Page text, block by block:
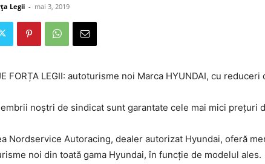
Legii - mai 3, 2019
FORȚA LEGII: autoturisme noi Marca HYUNDAI, cu reduceri
noștri de sindicat sunt garantate cele mai mici prețuri
Nordservice Autoracing, dealer autorizat Hyundai, oferă
noi din toată gama Hyundai, în funcție de modelul ales.